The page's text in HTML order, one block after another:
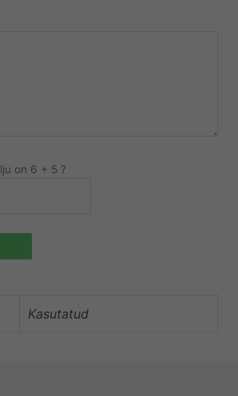
on 6 + 5 ?
Kasutatud